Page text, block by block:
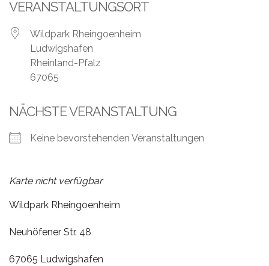
Über
uns
Fotos,
Videos
Referenzen
Blog
Jobs
Partner/Links
VERANSTALTUNGSORT
Wildpark Rheingoenheim
Ludwigshafen
Rheinland-Pfalz
67065
NÄCHSTE VERANSTALTUNG
Keine bevorstehenden Veranstaltungen
Karte nicht verfügbar
Wildpark Rheingoenheim
Neuhöfener Str. 48
67065 Ludwigshafen